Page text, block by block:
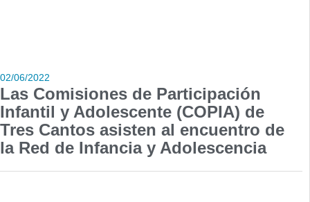
02/06/2022
Las Comisiones de Participación
Infantil y Adolescente (COPIA) de
Tres Cantos asisten al encuentro de
la Red de Infancia y Adolescencia